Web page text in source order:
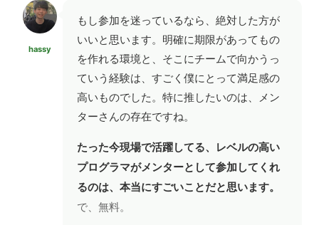
hassy
もし参加を迷っているなら、絶対した方が
いいと思います。明確に期限があってもの
を作れる環境と、そこにチームで向かうっ
ていう経験は、すごく僕にとって満足感の
高いものでした。特に推したいのは、メン
ターさんの存在ですね。
たった今現場で活躍してる、レベルの高い
プログラマがメンターとして参加してくれ
るのは、本当にすごいことだと思います。
で、無料。